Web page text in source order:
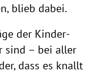
blieb dabei.
der Kinder-
sind – bei aller
dass es knallt